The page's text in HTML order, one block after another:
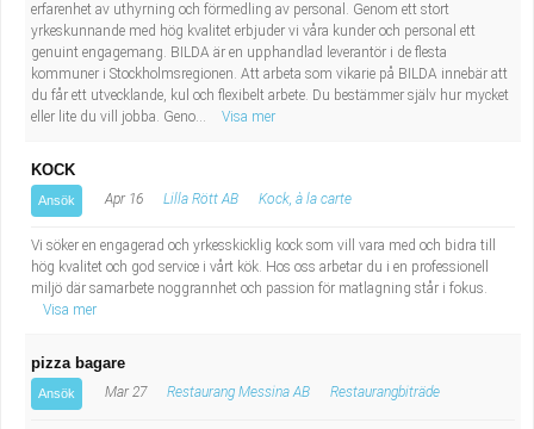
Sanering och renhållning
Socialt arbete
Säkerhetsarbete
Tekniskt arbete
Transport
Lastbilsförare m.fl.
Fastighetsskötare
Informatör/Kommunikatör
Brevbärare
Sjuksköterska, grundutbildad
Kock, storhushåll
Undersköterska, vård- o specialavd. o mottagning
erfarenhet av uthyrning och förmedling av personal. Genom ett stort
yrkeskunnande med hög kvalitet erbjuder vi våra kunder och personal ett
genuint engagemang. BILDA är en upphandlad leverantör i de flesta
kommuner i Stockholmsregionen. Att arbeta som vikarie på BILDA innebär att
du får ett utvecklande, kul och flexibelt arbete. Du bestämmer själv hur mycket
eller lite du vill jobba. Geno...
Visa mer
KOCK
Ansök Apr 16 Lilla Rött AB Kock, à la carte
Vi söker en engagerad och yrkesskicklig kock som vill vara med och bidra till
hög kvalitet och god service i vårt kök. Hos oss arbetar du i en professionell
miljö där samarbete noggrannhet och passion för matlagning står i fokus.
Visa mer
pizza bagare
Ansök Mar 27 Restaurang Messina AB Restaurangbiträde